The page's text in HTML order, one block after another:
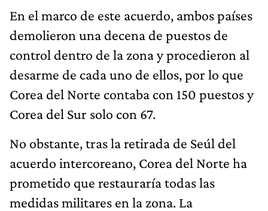
En el marco de este acuerdo, ambos países
demolieron una decena de puestos de
control dentro de la zona y procedieron al
desarme de cada uno de ellos, por lo que
Corea del Norte contaba con 150 puestos y
Corea del Sur solo con 67.
No obstante, tras la retirada de Seúl del
acuerdo intercoreano, Corea del Norte ha
prometido que restauraría todas las
medidas militares en la zona. La